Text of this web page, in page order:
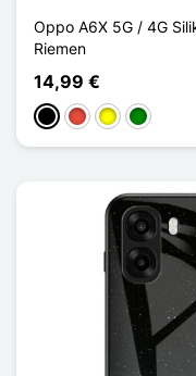
Oppo A6X 5G / 4G
Riemen
14,99 €
Schwarz
Rot GelbGrün